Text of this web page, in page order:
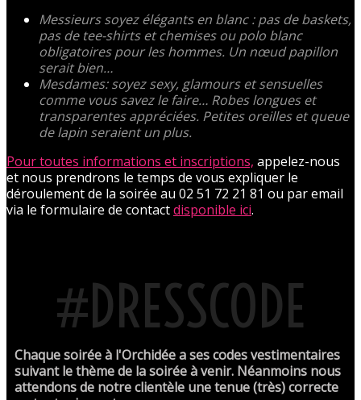
Messieurs soyez élégants en blanc : pas de baskets,
pas de tee-shirts et chemises ou polo blanc
obligatoires pour les hommes. Un nœud papillon
serait bien…
Mesdames: soyez sexy, glamours et sensuelles
comme vous savez le faire… Robes longues et
transparentes appréciées. Petites oreilles et queue
de lapin seraient un plus.
Pour toutes informations et inscriptions, appelez-nous
et nous prendrons le temps de vous expliquer le
déroulement de la soirée au 02 51 72 21 81 ou par email
via le formulaire de contactdisponible ici.
#DRESSCODE
Chaque soirée à l'Orchidée a ses codes vestimentaires
suivant le thème de la soirée à venir. Néanmoins nous
attendons de notre clientèle une tenue (très) correcte